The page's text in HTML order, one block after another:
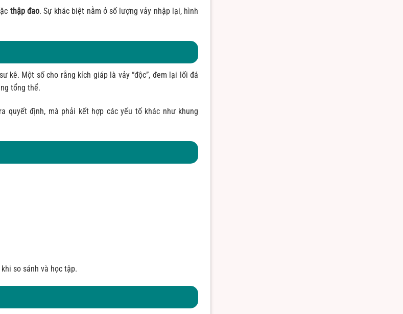
thập đao. Sự khác biệt nằm ở số lượng vảy nhập lại, hình
kê. Một số cho rằng kích giáp là vảy “độc”, đem lại lối đá
tổng thể.
quyết định, mà phải kết hợp các yếu tố khác như khung
so sánh và học tập.